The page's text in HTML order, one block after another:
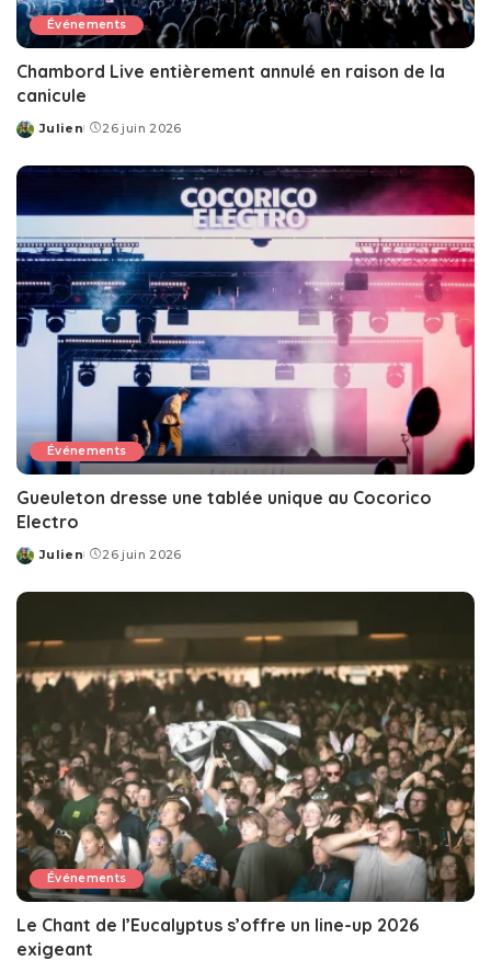
Événements
Chambord Live entièrement annulé en raison de la
canicule
Posted
Julien 26 juin 2026
Événements
Gueuleton dresse une tablée unique au Cocorico
Electro
Posted
Julien 26 juin 2026
Événements
Le Chant de l’Eucalyptus s’offre un line-up 2026
exigeant